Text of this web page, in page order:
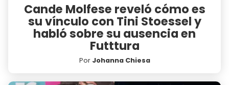
Cande Molfese reveló cómo es
su vínculo con Tini Stoessel y
habló sobre su ausencia en
Futttura
Por Johanna Chiesa